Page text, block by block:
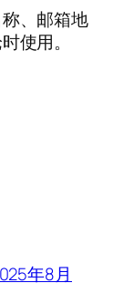
、邮箱地
使用。
年8月